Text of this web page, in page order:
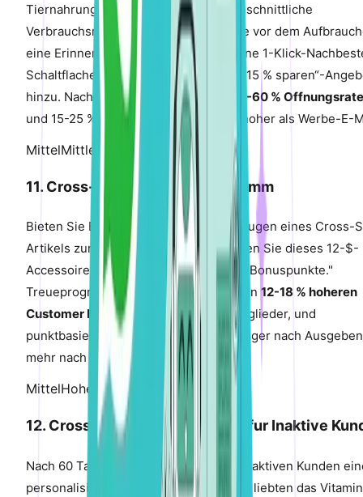
Tiernahrung) berechnen Sie die durchschnittliche
Verbrauchsrate und senden Sie 7 Tage vor dem
eine Erinnerungs-E-Mail. Fugen Sie eine 1-Klick-
Schaltflache und ein „Abonnieren und 15 % sparen“-
hinzu. Nachfullungs-E-Mails haben
40-60 %
und 15-25 % Konversionsraten – weit hoher als Werbe-E-
MittelMittlere Auswirkung
11. Cross-Sell uber Treueprogramm
Bieten Sie Bonuspunkte fur das Hinzufugen eines Cross-
Artikels zur aktuellen Bestellung: „Fugen Sie dieses 12-$-
Accessoire hinzu und erhalten Sie 120 Bonuspunkte."
Treueprogramm-Mitglieder haben einen 12-18 % hoheren
Customer Lifetime Value als Nicht-Mitglieder, und
punktbasierte Anreize fuhlen sich weniger nach
mehr nach Verdienen an.
MittelHohe Auswirkung
12. Cross-Sell-Ruckgewinnung fur Inaktive
Nach 60 Tagen Inaktivitat senden Sie inaktiven Kunden
personalisierte Cross-Sell-E-Mail: „Sie liebten das